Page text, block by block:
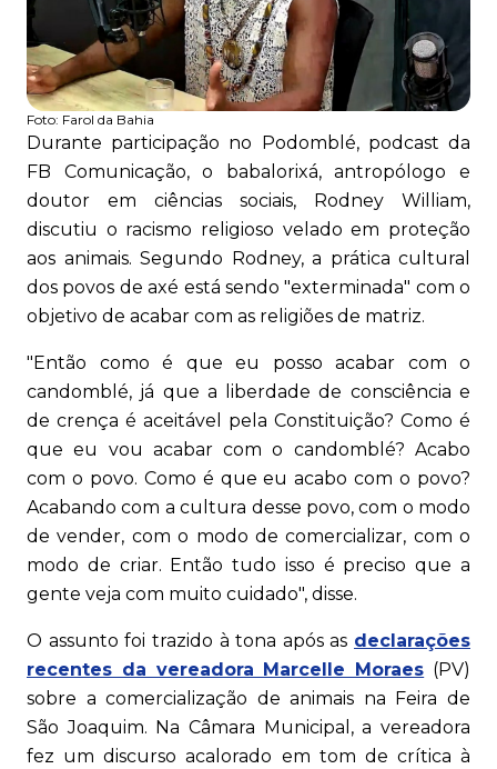
Foto: Farol da Bahia
Durante participação no Podomblé, podcast da
FB Comunicação, o babalorixá, antropólogo e
doutor em ciências sociais, Rodney William,
discutiu o racismo religioso velado em proteção
aos animais. Segundo Rodney, a prática cultural
dos povos de axé está sendo "exterminada" com o
objetivo de acabar com as religiões de matriz.
"Então como é que eu posso acabar com o
candomblé, já que a liberdade de consciência e
de crença é aceitável pela Constituição? Como é
que eu vou acabar com o candomblé? Acabo
com o povo. Como é que eu acabo com o povo?
Acabando com a cultura desse povo, com o modo
de vender, com o modo de comercializar, com o
modo de criar. Então tudo isso é preciso que a
gente veja com muito cuidado", disse.
O assunto foi trazido à tona após as declarações
recentes da vereadora Marcelle Moraes (PV)
sobre a comercialização de animais na Feira de
São Joaquim. Na Câmara Municipal, a vereadora
fez um discurso acalorado em tom de crítica à